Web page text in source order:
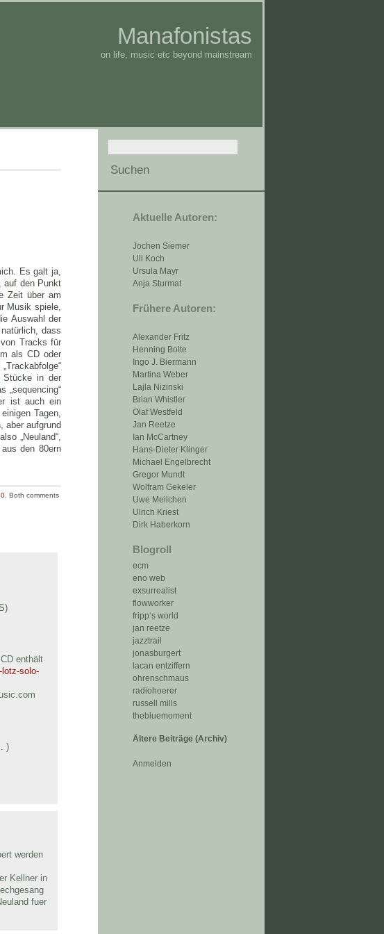
Manafonistas
on life, music etc beyond mainstream
Aktuelle Autoren:
Jochen Siemer
Uli Koch
Ursula Mayr
Anja Sturmat
Frühere Autoren:
Alexander Fritz
Henning Bolte
Ingo J. Biermann
Martina Weber
Lajla Nizinski
Brian Whistler
Olaf Westfeld
Jan Reetze
Ian McCartney
Hans-Dieter Klinger
Michael Engelbrecht
Gregor Mundt
Wolfram Gekeler
Uwe Meilchen
Ulrich Kriest
Dirk Haberkorn
Blogroll
ecm
eno web
exsurrealist
flowworker
fripp‘s world
jan reetze
jazztrail
jonasburgert
lacan entziffern
ohrenschmaus
radiohoerer
russell mills
thebluemoment
Ältere Beiträge (Archiv)
Anmelden
Es galt ja,
auf den Punkt
Zeit über am
Musik spiele,
Auswahl der
dass
Tracks für
als CD oder
Stücke in der
„sequencing“
ist auch ein
Tagen,
aber aufgrund
„Neuland“,
den 80ern
. Both comments
enthält
solo-
)
werden
Kellner in
fuer